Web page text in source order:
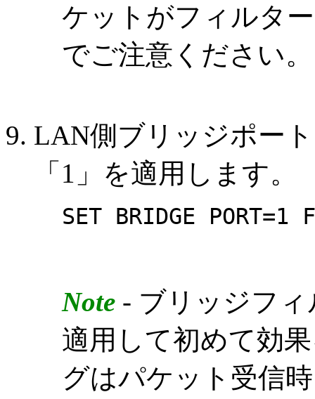
ケットがフィルタ
でご注意ください。
LAN側ブリッジポー
「1」を適用します。
SET BRIDGE PORT=1
Note - ブリッジフ
適用して初めて効
グはパケット受信